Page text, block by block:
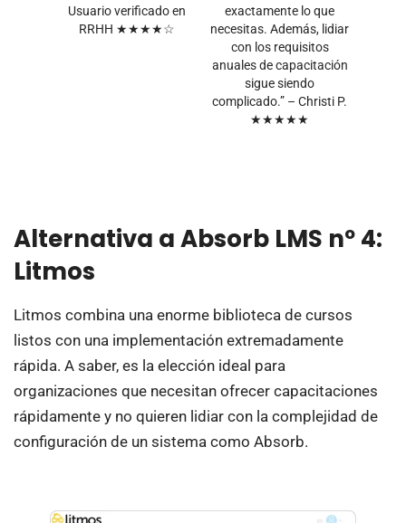
Usuario verificado en
RRHH ★★★★☆
exactamente lo que
necesitas. Además, lidiar
con los requisitos
anuales de capacitación
sigue siendo
complicado.” – Christi P.
★★★★★
Alternativa a Absorb LMS nº 4:
Litmos
Litmos combina una enorme biblioteca de cursos
listos con una implementación extremadamente
rápida. A saber, es la elección ideal para
organizaciones que necesitan ofrecer capacitaciones
rápidamente y no quieren lidiar con la complejidad de
configuración de un sistema como Absorb.